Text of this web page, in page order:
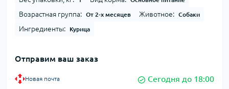
Возрастная группа: От 2-х месяцев Животное: Собаки
Ингредиенты: Курица
Отправим ваш заказ
Новая почта Сегодня до 18:00